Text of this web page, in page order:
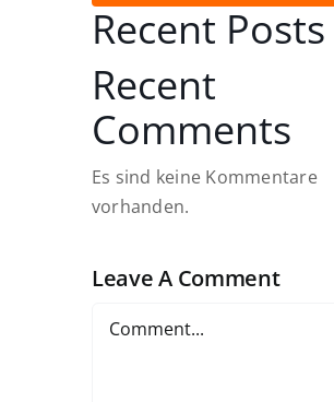
Recent Posts
Recent
Comments
Es sind keine Kommentare
vorhanden.
Leave A Comment